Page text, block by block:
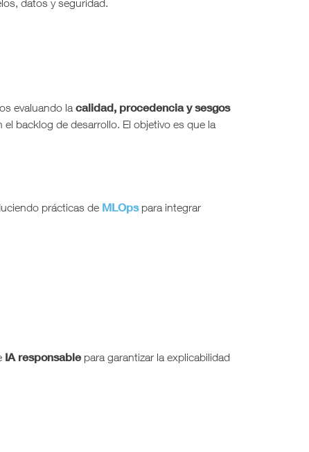
evaluando la calidad, procedencia y sesgos
el backlog de desarrollo. El objetivo es que la
prácticas de MLOpspara integrar
IA responsable para garantizar la explicabilidad